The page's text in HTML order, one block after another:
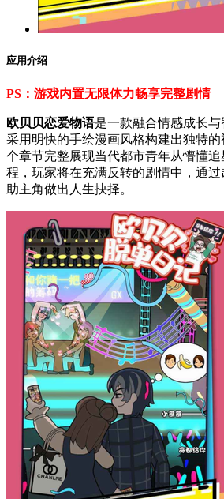
应用介绍
PS：游戏内置无限体力畅享完整剧情
欧贝贝恋爱物语是一款融合情感成长与
采用明快的手绘漫画风格构建出独特
个章节完整展现当代都市青年从懵懂
程，玩家将在充满反转的剧情中，通
助主角做出人生抉择。